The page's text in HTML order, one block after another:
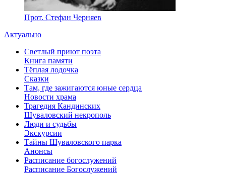
Прот. Стефан Черняев
Актуально
Светлый приют поэта
Книга памяти
Тёплая лодочка
Сказки
Там, где зажигаются юные сердца
Новости храма
Трагедия Кандинских
Шуваловский некрополь
Люди и судьбы
Экскурсии
Тайны Шуваловского парка
Анонсы
Расписание богослужений
Расписание Богослужений